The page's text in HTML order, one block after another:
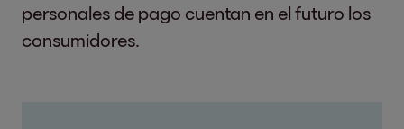
personales de pago cuentan en el futuro los
consumidores.